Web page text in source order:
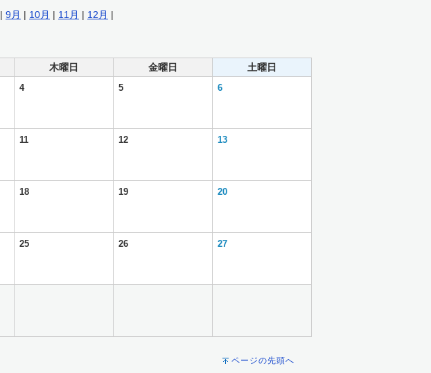
| 9月 | 10月 | 11月 | 12月 |
木曜日 金曜日 土曜日
4 5 6
11 12 13
18 19 20
25 26 27
ページの先頭へ